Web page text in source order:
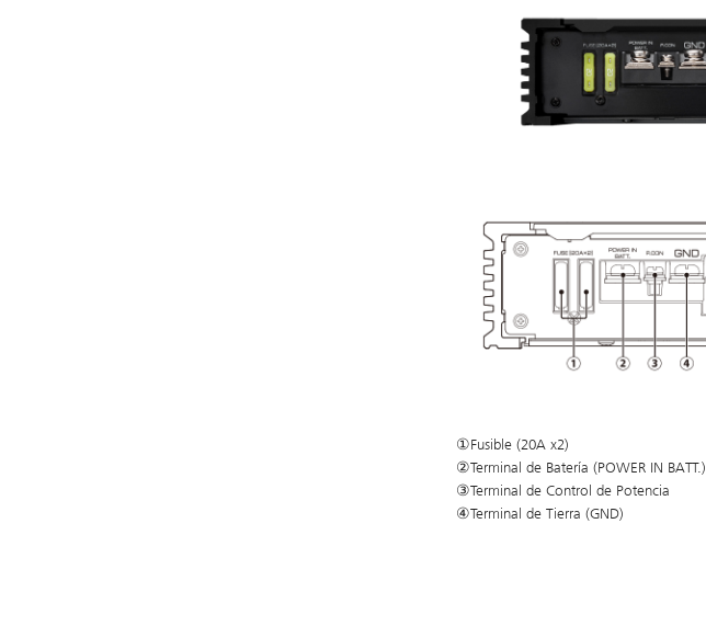
①Fusible (20A x2)
②Terminal de Batería (POWER IN BATT.)
③Terminal de Control de Potencia
④Terminal de Tierra (GND)